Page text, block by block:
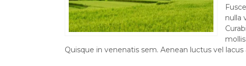
nulla
Quisque in venenatis sem. Aenean luctus vel lacus
5 Day 4 Night
Paris 3 Day 2 Night
Rp 4.750.000 / pax